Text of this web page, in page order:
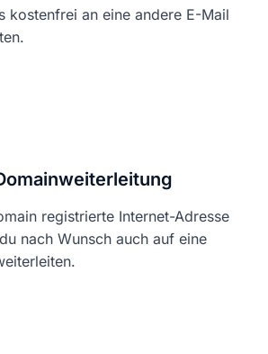
kostenfrei an eine andere E-Mail
registrierte Internet-Adresse
nach Wunsch auch auf eine